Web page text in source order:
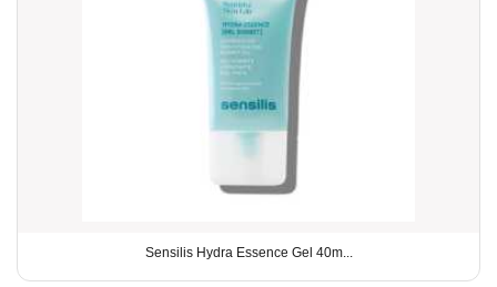
Sensilis Hydra Essence Gel 40m...